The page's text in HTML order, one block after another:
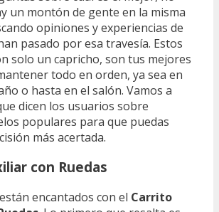
un montón de gente en la misma
opiniones y experiencias de
pasado por esa travesía. Estos
solo un capricho, son tus mejores
todo en orden, ya sea en
o hasta en el salón. Vamos a
dicen los usuarios sobre
populares para que puedas
más acertada.
con Ruedas
encantados con el Carrito